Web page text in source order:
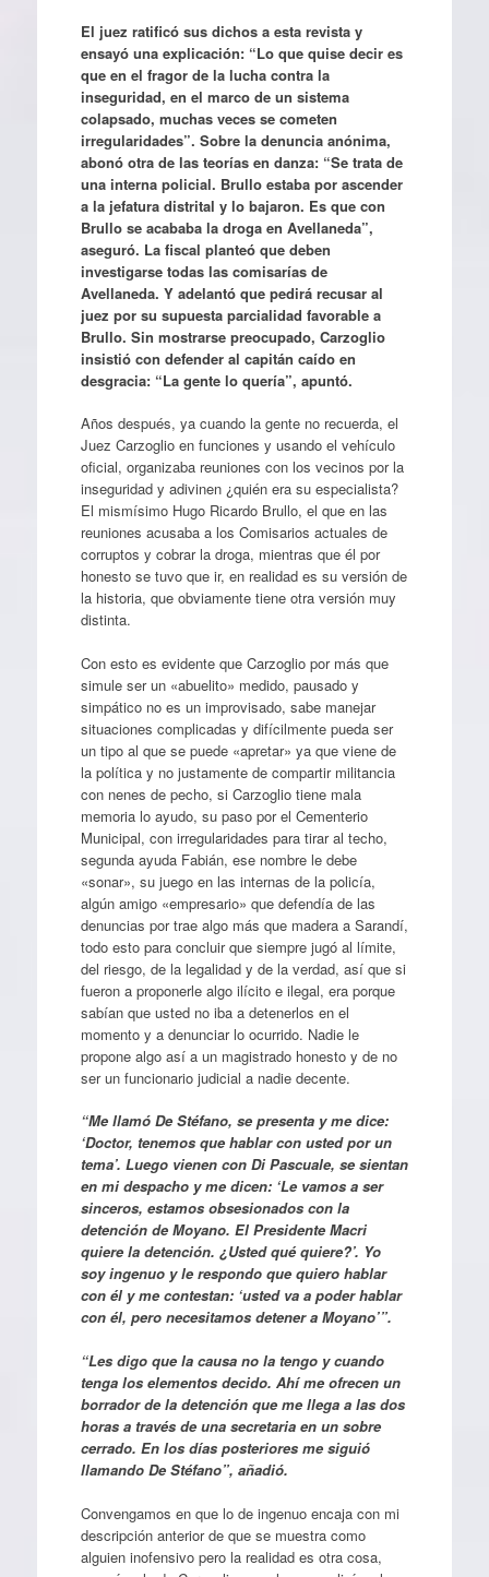
El juez ratificó sus dichos a esta revista y
ensayó una explicación: “Lo que quise decir es
que en el fragor de la lucha contra la
inseguridad, en el marco de un sistema
colapsado, muchas veces se cometen
irregularidades”. Sobre la denuncia anónima,
abonó otra de las teorías en danza: “Se trata de
una interna policial. Brullo estaba por ascender
a la jefatura distrital y lo bajaron. Es que con
Brullo se acababa la droga en Avellaneda”,
aseguró. La fiscal planteó que deben
investigarse todas las comisarías de
Avellaneda. Y adelantó que pedirá recusar al
juez por su supuesta parcialidad favorable a
Brullo. Sin mostrarse preocupado, Carzoglio
insistió con defender al capitán caído en
desgracia: “La gente lo quería”, apuntó.
Años después, ya cuando la gente no recuerda, el
Juez Carzoglio en funciones y usando el vehículo
oficial, organizaba reuniones con los vecinos por la
inseguridad y adivinen ¿quién era su especialista?
El mismísimo Hugo Ricardo Brullo, el que en las
reuniones acusaba a los Comisarios actuales de
corruptos y cobrar la droga, mientras que él por
honesto se tuvo que ir, en realidad es su versión de
la historia, que obviamente tiene otra versión muy
distinta.
Con esto es evidente que Carzoglio por más que
simule ser un «abuelito» medido, pausado y
simpático no es un improvisado, sabe manejar
situaciones complicadas y difícilmente pueda ser
un tipo al que se puede «apretar» ya que viene de
la política y no justamente de compartir militancia
con nenes de pecho, si Carzoglio tiene mala
memoria lo ayudo, su paso por el Cementerio
Municipal, con irregularidades para tirar al techo,
segunda ayuda Fabián, ese nombre le debe
«sonar», su juego en las internas de la policía,
algún amigo «empresario» que defendía de las
denuncias por trae algo más que madera a Sarandí,
todo esto para concluir que siempre jugó al límite,
del riesgo, de la legalidad y de la verdad, así que si
fueron a proponerle algo ilícito e ilegal, era porque
sabían que usted no iba a detenerlos en el
momento y a denunciar lo ocurrido. Nadie le
propone algo así a un magistrado honesto y de no
ser un funcionario judicial a nadie decente.
“Me llamó De Stéfano, se presenta y me dice:
‘Doctor, tenemos que hablar con usted por un
tema’. Luego vienen con Di Pascuale, se sientan
en mi despacho y me dicen: ‘Le vamos a ser
sinceros, estamos obsesionados con la
detención de Moyano. El Presidente Macri
quiere la detención. ¿Usted qué quiere?’. Yo
soy ingenuo y le respondo que quiero hablar
con él y me contestan: ‘usted va a poder hablar
con él, pero necesitamos detener a Moyano’”.
“Les digo que la causa no la tengo y cuando
tenga los elementos decido. Ahí me ofrecen un
borrador de la detención que me llega a las dos
horas a través de una secretaria en un sobre
cerrado. En los días posteriores me siguió
llamando De Stéfano”, añadió.
Convengamos en que lo de ingenuo encaja con mi
descripción anterior de que se muestra como
alguien inofensivo pero la realidad es otra cosa,